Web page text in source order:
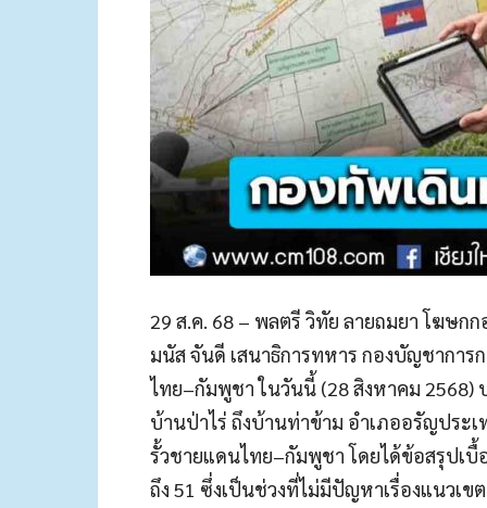
29 ส.ค. 68 – พลตรี วิทัย ลายถมยา โฆษก
มนัส จันดี เสนาธิการทหาร กองบัญชากา
ไทย–กัมพูชา ในวันนี้ (28 สิงหาคม 2568)
บ้านป่าไร่ ถึงบ้านท่าข้าม อำเภออรัญประ
รั้วชายแดนไทย–กัมพูชา โดยได้ข้อสรุปเบื้
ถึง 51 ซึ่งเป็นช่วงที่ไม่มีปัญหาเรื่องแนวเ